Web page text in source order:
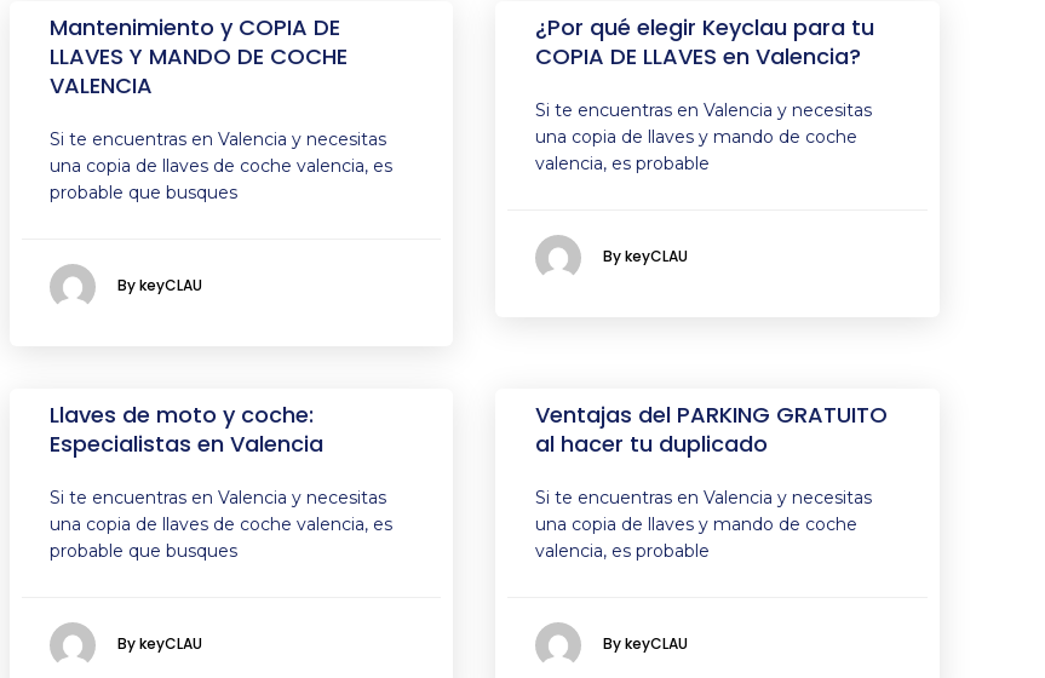
Mantenimiento y COPIA DE
LLAVES Y MANDO DE COCHE
VALENCIA
Si te encuentras en Valencia y necesitas
una copia de llaves de coche valencia, es
probable que busques
By keyCLAU
¿Por qué elegir Keyclau para tu
COPIA DE LLAVES en Valencia?
Si te encuentras en Valencia y necesitas
una copia de llaves y mando de coche
valencia, es probable
By keyCLAU
Llaves de moto y coche:
Especialistas en Valencia
Si te encuentras en Valencia y necesitas
una copia de llaves de coche valencia, es
probable que busques
By keyCLAU
Ventajas del PARKING GRATUITO
al hacer tu duplicado
Si te encuentras en Valencia y necesitas
una copia de llaves y mando de coche
valencia, es probable
By keyCLAU